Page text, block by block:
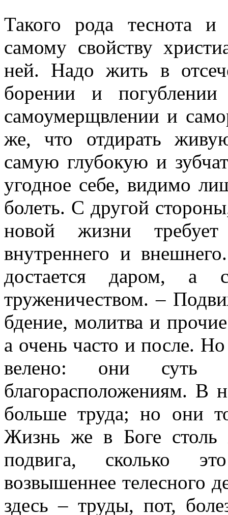
Такого рода теснота
самому свойству
ней. Надо жить в
борении и погублении
самоумерщвлении и
же, что отдирать
самую глубокую и
угодное себе, видимо
болеть. С другой
новой жизни требует
внутреннего и
достается даром, а
труженичеством. –
бдение, молитва и
а очень часто и после.
велено: они суть
благорасположениям. В
больше труда; но они
Жизнь же в Боге столь
подвига, сколько
возвышеннее телесного
здесь – труды, пот,